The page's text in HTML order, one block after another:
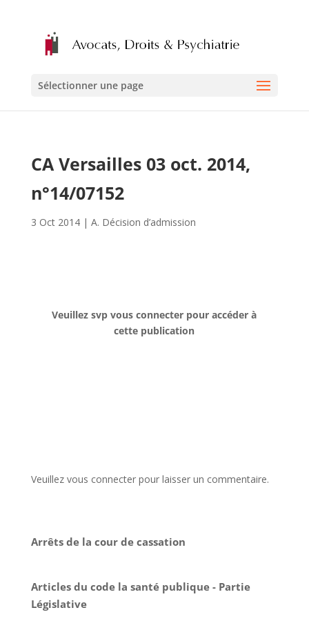
Sélectionner une page
CA Versailles 03 oct. 2014,
n°14/07152
3 Oct 2014| A. Décision d’admission
Veuillez svp vous connecter pour accéder à
cette publication
Veuillez vous connecter pour laisser un commentaire.
Arrêts de la cour de cassation
Articles du code la santé publique - Partie
Législative